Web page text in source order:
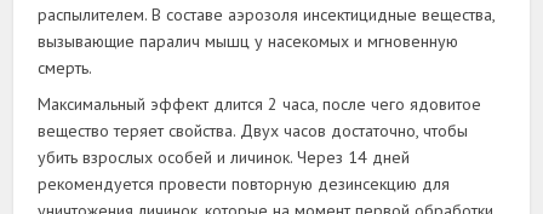
распылителем. В составе аэрозоля инсектицидные вещества,
вызывающие паралич мышц у насекомых и мгновенную
смерть.
Максимальный эффект длится 2 часа, после чего ядовитое
вещество теряет свойства. Двух часов достаточно, чтобы
убить взрослых особей и личинок. Через 14 дней
рекомендуется провести повторную дезинсекцию для